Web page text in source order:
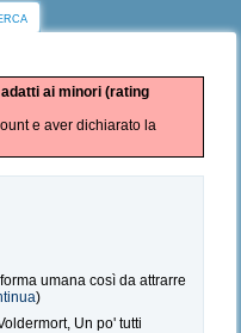
ai minori (rating
e aver dichiarato la
umana così da attrarre
)
Un po' tutti